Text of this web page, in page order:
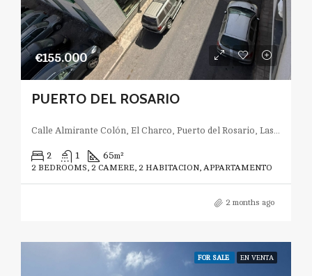
€155.000
PUERTO DEL ROSARIO
Calle Almirante Colón, El Charco, Puerto del Rosario, Las Palmas, Canarias, España
2 1 65m²
2 BEDROOMS, 2 CAMERE, 2 HABITACION, APPARTAMENTO
2 months ago
FOR SALE EN VENTA